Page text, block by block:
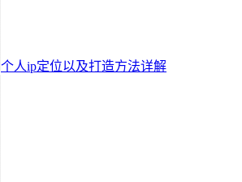
个人ip定位以及打造方法详解